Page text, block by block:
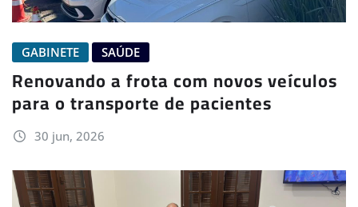
GABINETE SAÚDE
Renovando a frota com novos veículos
para o transporte de pacientes
30 jun, 2026